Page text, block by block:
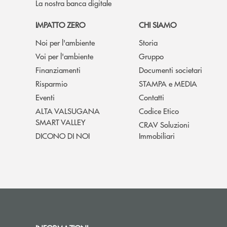
La nostra banca digitale
IMPATTO ZERO
Noi per l'ambiente
Voi per l'ambiente
Finanziamenti
Risparmio
Eventi
ALTA VALSUGANA
SMART VALLEY
DICONO DI NOI
CHI SIAMO
Storia
Gruppo
Documenti societari
STAMPA e MEDIA
Contatti
Codice Etico
CRAV Soluzioni
Immobiliari